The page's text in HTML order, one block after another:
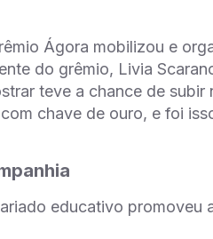
Ágora mobilizou e
do grêmio, Livia
teve a chance de
chave de ouro, e foi
educativo promoveu